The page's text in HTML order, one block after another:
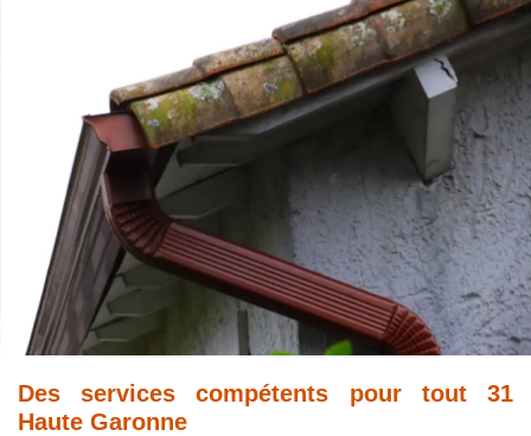
Des services compétents pour tout 31
Haute Garonne